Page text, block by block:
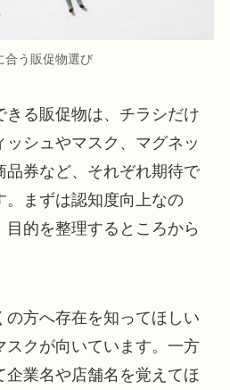
合う販促物選び
きる販促物は、チラシだけ
シュやマスク、マグネッ
品券など、それぞれ期待で
。まずは認知度向上なの
的を整理するところから
の方へ存在を知ってほしい
スクが向いています。一方
企業名や店舗名を覚えてほ